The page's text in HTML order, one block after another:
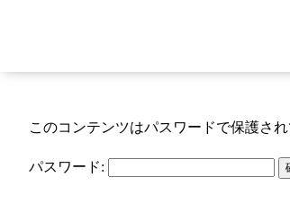
このコンテンツはパスワードで保護さ
パスワード: